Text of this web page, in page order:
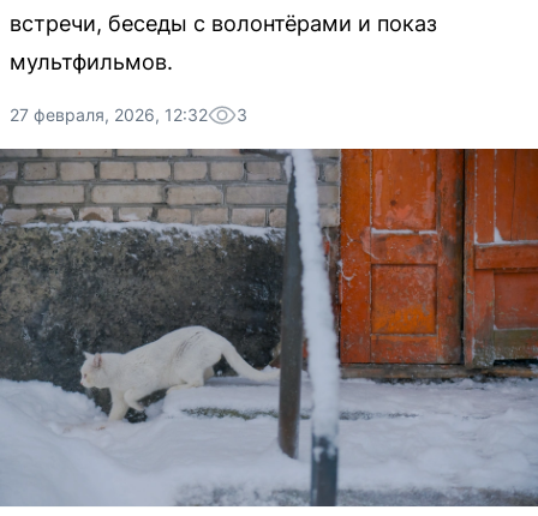
встречи, беседы с волонтёрами и показ
мультфильмов.
27 февраля, 2026, 12:32 3